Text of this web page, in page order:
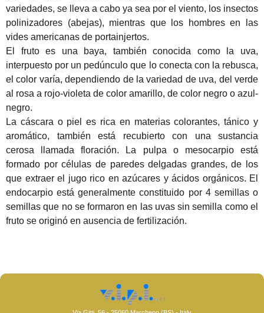
variedades, se lleva a cabo ya sea por el viento, los insectos
polinizadores (abejas), mientras que los hombres en las
vides americanas de portainjertos.
El fruto es una baya, también conocida como la uva,
interpuesto por un pedúnculo que lo conecta con la rebusca,
el color varía, dependiendo de la variedad de uva, del verde
al rosa a rojo-violeta de color amarillo, de color negro o azul-
negro.
La cáscara o piel es rica en materias colorantes, tánico y
aromático, también está recubierto con una sustancia
cerosa llamada floración.
La pulpa o mesocarpio está
formado por células de paredes delgadas grandes, de los
que extraer el jugo rico en azúcares y ácidos orgánicos. El
endocarpio está generalmente constituido por 4 semillas o
semillas que no se formaron en las uvas sin semilla como el
fruto se originó en ausencia de fertilización.